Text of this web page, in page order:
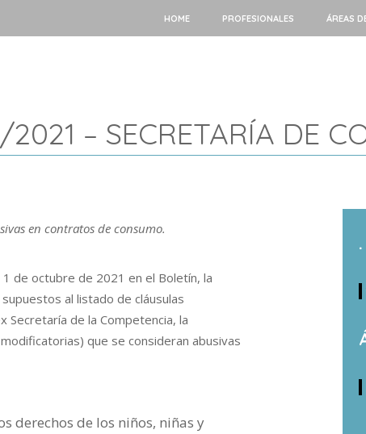
HOME PROFESIONALES ÁREAS
– SECRETARÍA DE
en contratos de consumo.
de octubre de 2021 en el Boletín, la
al listado de cláusulas
Secretaría de la Competencia, la
que se consideran abusivas
derechos de los niños, niñas y
.